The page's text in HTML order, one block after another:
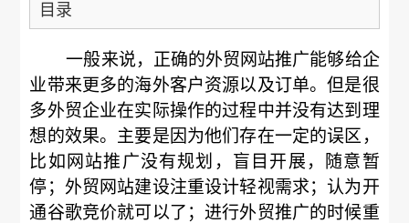
目录
一般来说，正确的外贸网站推广能够给企
业带来更多的海外客户资源以及订单。但是很
多外贸企业在实际操作的过程中并没有达到理
想的效果。主要是因为他们存在一定的误区，
比如网站推广没有规划，盲目开展，随意暂
停；外贸网站建设注重设计轻视需求；认为开
通谷歌竞价就可以了；进行外贸推广的时候重